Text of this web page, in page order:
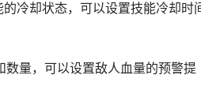
冷却状态，可以设置技能冷却时
量，可以设置敌人血量的预警提